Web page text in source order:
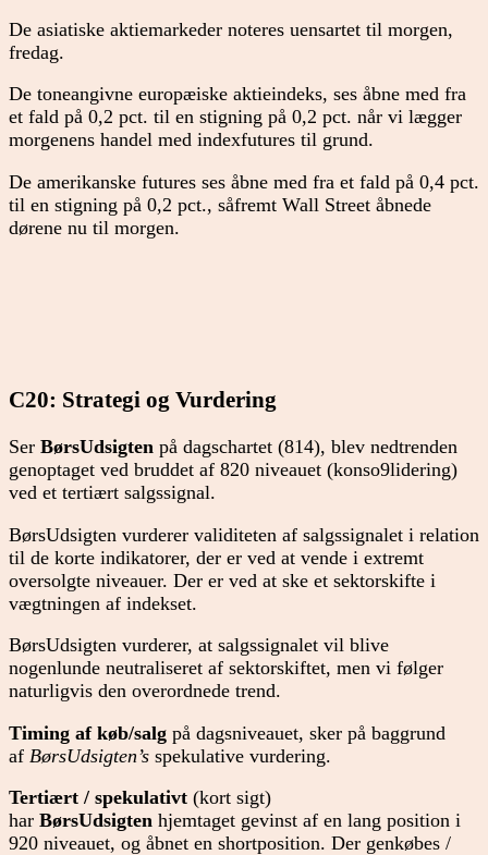
De asiatiske aktiemarkeder noteres uensartet til morgen,
fredag.
De toneangivne europæiske aktieindeks, ses åbne med fra
et fald på 0,2 pct. til en stigning på 0,2 pct. når vi lægger
morgenens handel med indexfutures til grund.
De amerikanske futures ses åbne med fra et fald på 0,4 pct.
til en stigning på 0,2 pct., såfremt Wall Street åbnede
dørene nu til morgen.
C20: Strategi og Vurdering
Ser BørsUdsigten på dagschartet (814), blev nedtrenden
genoptaget ved bruddet af 820 niveauet (konso9lidering)
ved et tertiært salgssignal.
BørsUdsigten vurderer validiteten af salgssignalet i relation
til de korte indikatorer, der er ved at vende i extremt
oversolgte niveauer. Der er ved at ske et sektorskifte i
vægtningen af indekset.
BørsUdsigten vurderer, at salgssignalet vil blive
nogenlunde neutraliseret af sektorskiftet, men vi følger
naturligvis den overordnede trend.
Timing af køb/salg på dagsniveauet, sker på baggrund
af BørsUdsigten’s spekulative vurdering.
Tertiært / spekulativt (kort sigt)
har BørsUdsigten hjemtaget gevinst af en lang position i
920 niveauet, og åbnet en shortposition. Der genkøbes /